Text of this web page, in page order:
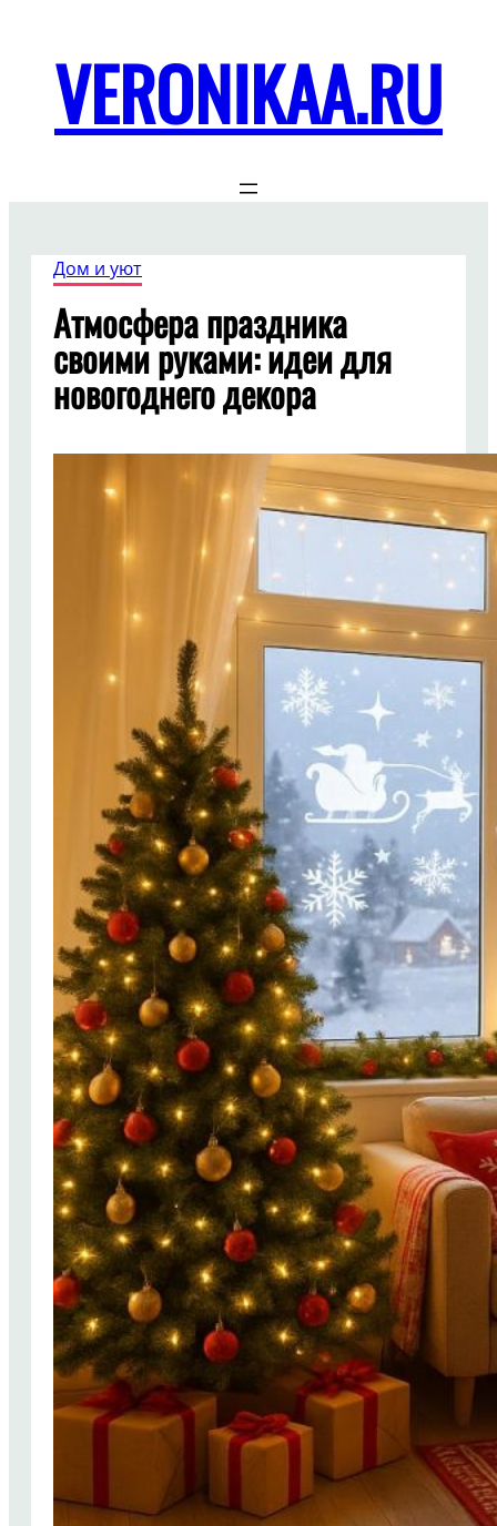
содержимому
VERONIKAA.RU
Дом и уют
Атмосфера праздника
своими руками: идеи для
новогоднего декора